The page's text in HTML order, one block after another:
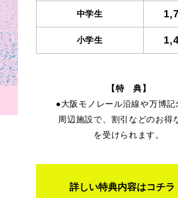
中学生
小学生
【特 典】
●大阪モノレール沿線や万博記
周辺施設で、割引などのお得
を受けられます。
詳しい特典内容はコチラ